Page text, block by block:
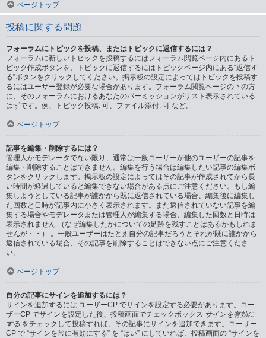
ページトップ
投稿に関する問題
フォーラムにトピックを投稿、またはトピックに返信するには？
フォーラムに新しいトピックを投稿するにはフォーラム閲覧ページ内にあるト
ピック作成ボタンを、トピックに返信するにはトピックページ内にある“返信す
る”ボタンをクリックしてください。掲示板の設定によってはトピックを投稿す
るにはユーザー登録が必要な場合があります。フォーラム閲覧ページの下の方
に、そのフォーラムにおけるあなたのパーミッションがリスト表示されている
はずです。例、トピック投稿: 可、ファイル添付: 可 など。
ページトップ
記事を編集・削除するには？
管理人かモデレータでない限り、通常は一般ユーザーが他のユーザーの記事を
編集・削除することはできません。編集を行う場合は編集したい記事の編集ボ
タンをクリックします。掲示板の設定によってはその記事が作成されてから長
い時間が経過していると編集できない場合がある点にご注意ください。もし編
集しようとしている記事が誰かから既に返信されている場合、編集後に編集し
た回数と日時が記事内に小さく表示されます。まだ返信されていない記事を編
集する場合やモデレータまたは管理人が編集する場合、編集した回数と日時は
表示されません （なぜ編集したかについての足跡を残すことはあるかもしれま
せんが・・） 。一般ユーザーはたとえ自分の記事だろうとそれが既に誰かから
返信されている場合、その記事を削除することはできない点にご注意くださ
い。
ページトップ
自分の記事にサインを追加するには？
サインを追加するには ユーザーCP でサインを設定する必要があります。ユー
ザーCP でサインを設定した後、投稿画面でチェックボックス サインを有効に
する をチェックして投稿すれば、その記事にサインを追加できます。ユーザー
CP で “サインを常に有効にする” を “はい” にしていれば、投稿画面の “サインを